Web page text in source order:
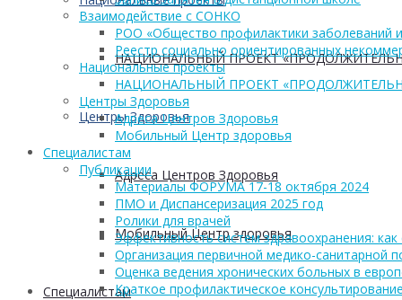
НАЦИОНАЛЬНЫЙ ПРОЕКТ
Центры Здоровья
Адреса Центров Здоровья
Мобильный Центр здоровья
Cпециалистам
Взаимодействие с СОНКО
РОО «Общество профилактики заболеваний
Реестр социально ориентированных
Национальные проекты
НАЦИОНАЛЬНЫЙ ПРОЕКТ
Центры Здоровья
Адреса Центров Здоровья
Мобильный Центр здоровья
Cпециалистам
Публикации
Материалы ФОРУМА 17-18 октября 2024
ПМО и Диспансеризация 2025 год
Ролики для врачей
Эффективность систем здравоохранения:
Организация первичной медико-
Оценка ведения хронических больных в
Краткое профилактическое